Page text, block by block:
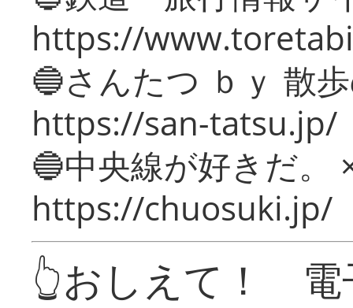
https://
🔵さんたつ ｂｙ 散
https://san-tatsu.jp/
🔵中央線が好きだ。
https://chuosuki.jp/
👆おしえて！ 電